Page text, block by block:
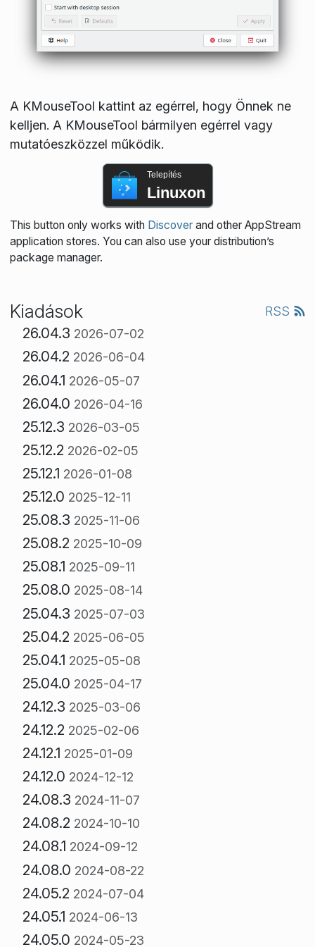
A KMouseTool kattint az egérrel, hogy Önnek ne
kelljen. A KMouseTool bármilyen egérrel vagy
mutatóeszközzel működik.
Telepítés
Linuxon
This button only works with Discoverand other AppStream
application stores. You can also use your distribution’s
package manager.
Kiadások RSS
26.04.3 2026-07-02
26.04.2 2026-06-04
26.04.1 2026-05-07
26.04.0 2026-04-16
25.12.3 2026-03-05
25.12.2 2026-02-05
25.12.1 2026-01-08
25.12.0 2025-12-11
25.08.3 2025-11-06
25.08.2 2025-10-09
25.08.1 2025-09-11
25.08.0 2025-08-14
25.04.3 2025-07-03
25.04.2 2025-06-05
25.04.1 2025-05-08
25.04.0 2025-04-17
24.12.3 2025-03-06
24.12.2 2025-02-06
24.12.1 2025-01-09
24.12.0 2024-12-12
24.08.3 2024-11-07
24.08.2 2024-10-10
24.08.1 2024-09-12
24.08.0 2024-08-22
24.05.2 2024-07-04
24.05.1 2024-06-13
24.05.0 2024-05-23